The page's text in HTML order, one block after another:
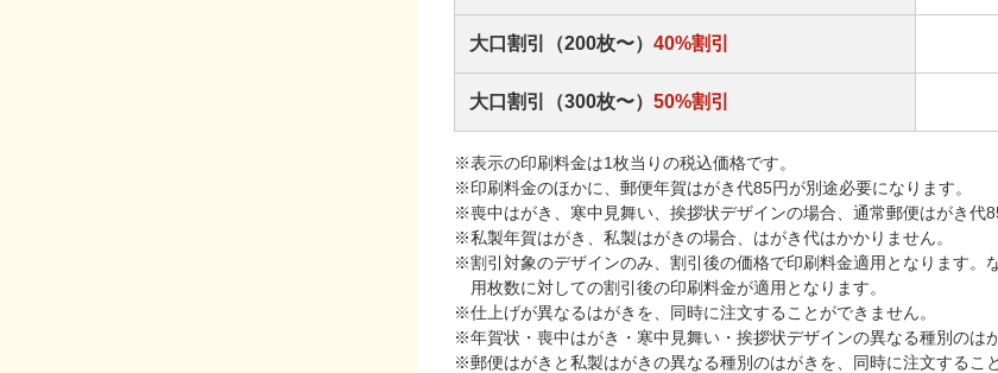
大口割引（200枚〜） 40%割引
大口割引（300枚〜） 50%割引
※表示の印刷料金は1枚当りの税込価格です。
※印刷料金のほかに、郵便年賀はがき代85円が別途必要になります。
※喪中はがき、寒中見舞い、挨拶状デザインの場合、通常郵便はがき代
※私製年賀はがき、私製はがきの場合、はがき代はかかりません。
※割引対象のデザインのみ、割引後の価格で印刷料金適用となります
用枚数に対しての割引後の印刷料金が適用となります。
※仕上げが異なるはがきを、同時に注文することができません。
※年賀状・喪中はがき・寒中見舞い・挨拶状デザインの異なる種別のは
※郵便はがきと私製はがきの異なる種別のはがきを、同時に注文するこ